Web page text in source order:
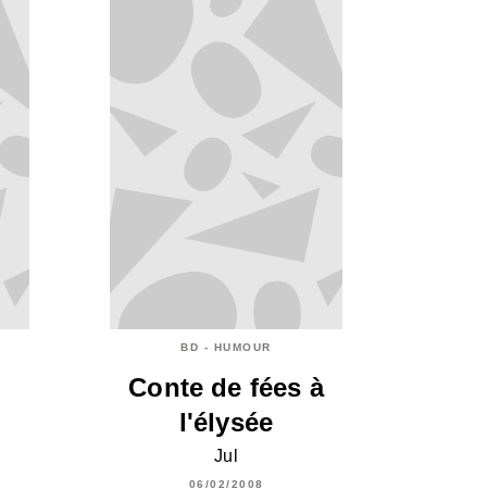
BD - HUMOUR
Conte de fées à
l'élysée
Jul
06/02/2008